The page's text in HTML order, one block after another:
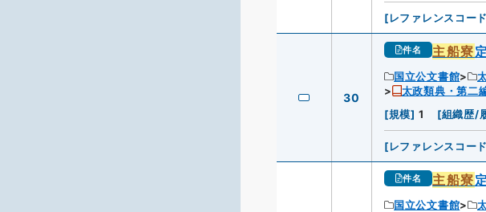
[レファレンスコー
30
件名 主船寮
国立公文書館
太政類典・第二
[規模] 1 [組織歴/
[レファレンスコー
件名 主船寮
国立公文書館